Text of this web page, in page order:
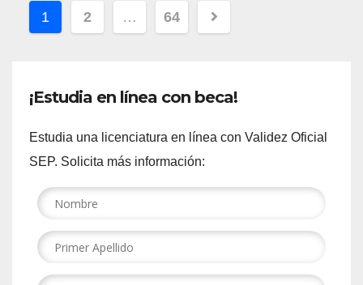
Paginación
entradas
1 2 … 64
¡Estudia en línea con beca!
Estudia una licenciatura en línea con Validez Oficial
SEP. Solicita más información: